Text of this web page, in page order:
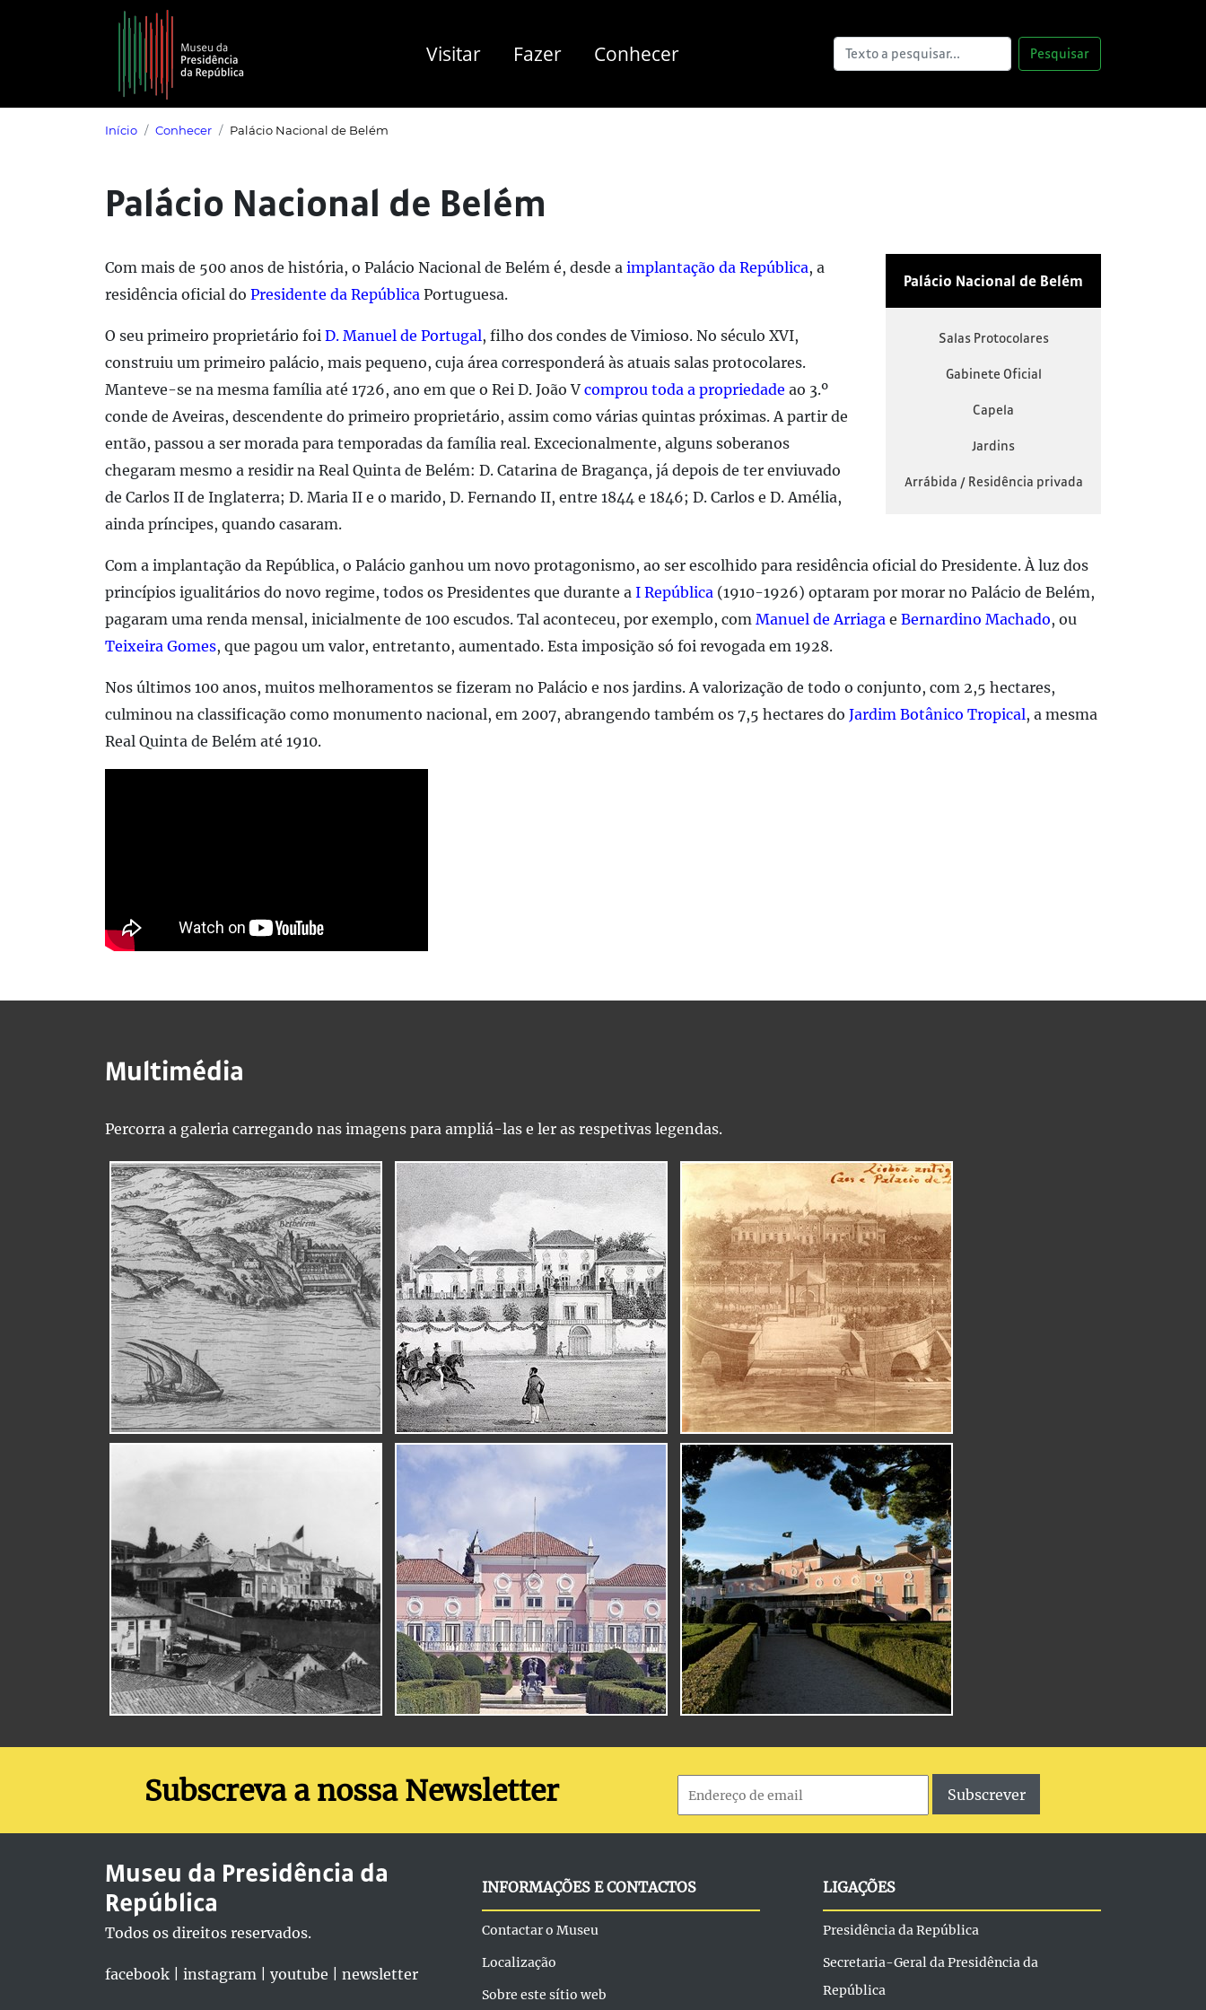
Saltar para o conteúdo principal
Visitar Fazer Conhecer Pesquisar
Início Conhecer Palácio Nacional de Belém
Palácio Nacional de Belém
Palácio Nacional de Belém
Salas Protocolares
Gabinete Oficial
Capela
Jardins
Arrábida / Residência privada
Com mais de 500 anos de história, o Palácio Nacional de Belém é, desde a implantação da República, a
residência oficial do Presidente da República Portuguesa.
O seu primeiro proprietário foi D. Manuel de Portugal, filho dos condes de Vimioso. No século XVI,
construiu um primeiro palácio, mais pequeno, cuja área corresponderá às atuais salas protocolares.
Manteve-se na mesma família até 1726, ano em que o Rei D. João V comprou toda a propriedade ao 3.º
conde de Aveiras, descendente do primeiro proprietário, assim como várias quintas próximas. A partir de
então, passou a ser morada para temporadas da família real. Excecionalmente, alguns soberanos
chegaram mesmo a residir na Real Quinta de Belém: D. Catarina de Bragança, já depois de ter enviuvado
de Carlos II de Inglaterra; D. Maria II e o marido, D. Fernando II, entre 1844 e 1846; D. Carlos e D. Amélia,
ainda príncipes, quando casaram.
Com a implantação da República, o Palácio ganhou um novo protagonismo, ao ser escolhido para residência oficial do Presidente. À luz dos
princípios igualitários do novo regime, todos os Presidentes que durante a I República (1910-1926) optaram por morar no Palácio de Belém,
pagaram uma renda mensal, inicialmente de 100 escudos. Tal aconteceu, por exemplo, com Manuel de Arriaga e Bernardino Machado, ou
Teixeira Gomes, que pagou um valor, entretanto, aumentado. Esta imposição só foi revogada em 1928.
Nos últimos 100 anos, muitos melhoramentos se fizeram no Palácio e nos jardins. A valorização de todo o conjunto, com 2,5 hectares,
culminou na classificação como monumento nacional, em 2007, abrangendo também os 7,5 hectares do Jardim Botânico Tropical, a mesma
Real Quinta de Belém até 1910.
Multimédia
Percorra a galeria carregando nas imagens para ampliá-las e ler as respetivas legendas.
Subscreva a nossa Newsletter Subscrever
Museu da Presidência da
República
Todos os direitos reservados.
facebook instagram youtube newsletter
INFORMAÇÕES E CONTACTOS
Contactar o Museu
Localização
Sobre este sítio web
LIGAÇÕES
Presidência da República
Secretaria-Geral da Presidência da
República